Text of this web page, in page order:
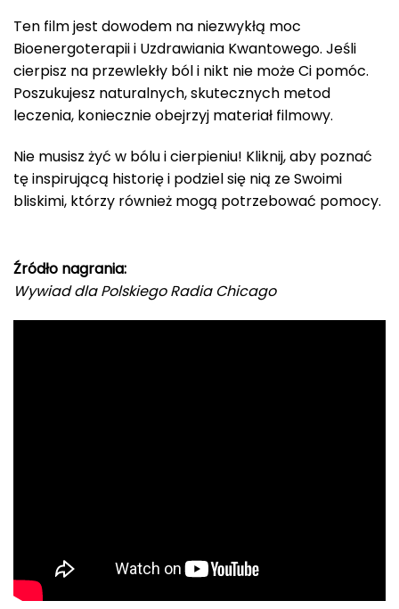
Ten film jest dowodem na niezwykłą moc
Bioenergoterapii i Uzdrawiania Kwantowego. Jeśli
cierpisz na przewlekły ból i nikt nie może Ci pomóc.
Poszukujesz naturalnych, skutecznych metod
leczenia, koniecznie obejrzyj materiał filmowy.
Nie musisz żyć w bólu i cierpieniu! Kliknij, aby poznać
tę inspirującą historię i podziel się nią ze Swoimi
bliskimi, którzy również mogą potrzebować pomocy.
Źródło nagrania:
Wywiad dla Polskiego Radia Chicago